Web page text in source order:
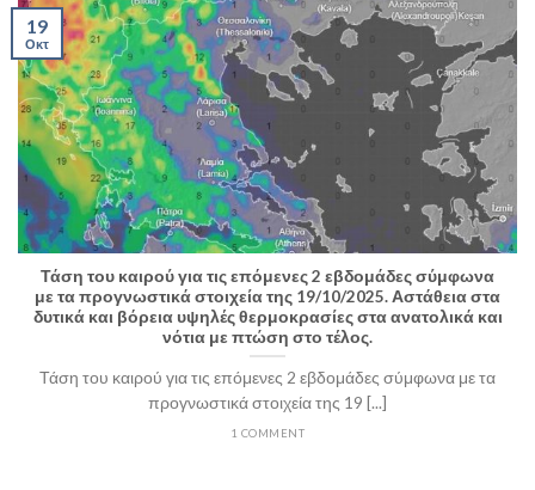
Τάση του καιρού για τις επόμενες 2 εβδομάδες σύμφωνα
με τα προγνωστικά στοιχεία της 19/10/2025. Αστάθεια στα
δυτικά και βόρεια υψηλές θερμοκρασίες στα ανατολικά και
νότια με πτώση στο τέλος.
Τάση του καιρού για τις επόμενες 2 εβδομάδες σύμφωνα με τα
προγνωστικά στοιχεία της 19 [...]
1 COMMENT
19
Οκτ